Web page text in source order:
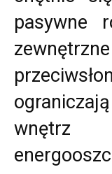
pasywne